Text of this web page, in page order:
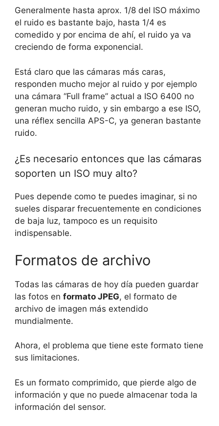
Generalmente hasta aprox. 1/8 del ISO máximo
el ruido es bastante bajo, hasta 1/4 es
comedido y por encima de ahí, el ruido ya va
creciendo de forma exponencial.
Está claro que las cámaras más caras,
responden mucho mejor al ruido y por ejemplo
una cámara “Full frame” actual a ISO 6400 no
generan mucho ruido, y sin embargo a ese ISO,
una réflex sencilla APS-C, ya generan bastante
ruido.
¿Es necesario entonces que las cámaras
soporten un ISO muy alto?
Pues depende como te puedes imaginar, si no
sueles disparar frecuentemente en condiciones
de baja luz, tampoco es un requisito
indispensable.
Formatos de archivo
Todas las cámaras de hoy día pueden guardar
las fotos en formato JPEG, el formato de
archivo de imagen más extendido
mundialmente.
Ahora, el problema que tiene este formato tiene
sus limitaciones.
Es un formato comprimido, que pierde algo de
información y que no puede almacenar toda la
información del sensor.